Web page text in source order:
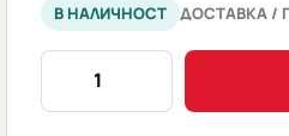
В НАЛИЧНОСТ ДОСТАВКА /
количество